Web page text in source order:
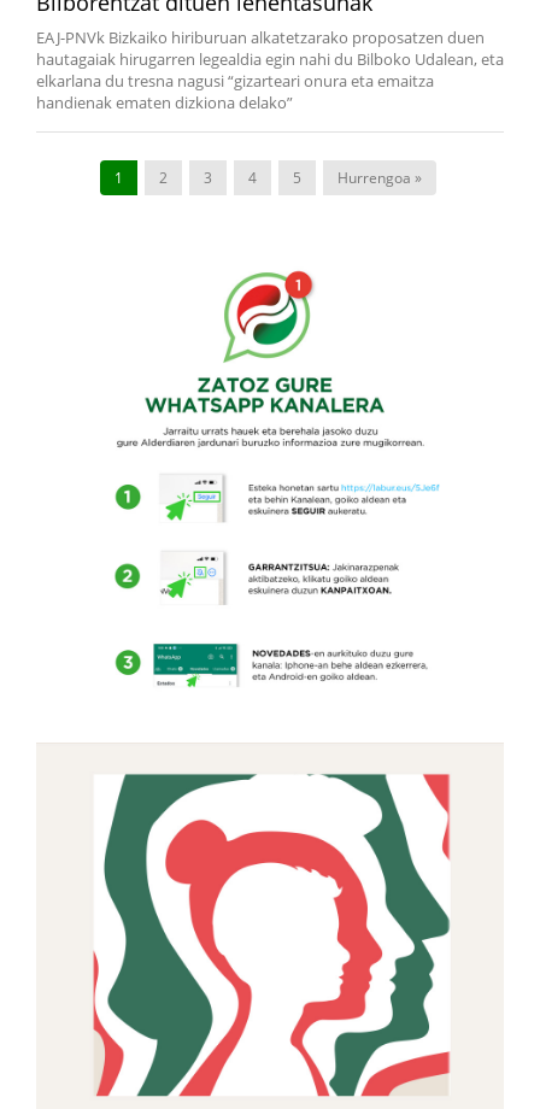
EAJ-PNVk Bizkaiko hiriburuan alkatetzarako proposatzen duen
hautagaiak hirugarren legealdia egin nahi du Bilboko Udalean, eta
elkarlana du tresna nagusi “gizarteari onura eta emaitza
handienak ematen dizkiona delako”
1 2 3 4 5 Hurrengoa »